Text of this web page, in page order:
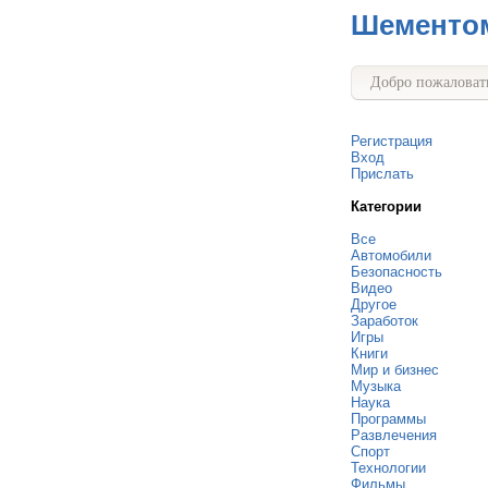
Добро
Регистрация
Вход
Прислать
Категории
Все
Автомобили
Безопасность
Видео
Другое
Заработок
Игры
Книги
Мир и бизнес
Музыка
Наука
Программы
Развлечения
Спорт
Технологии
Фильмы